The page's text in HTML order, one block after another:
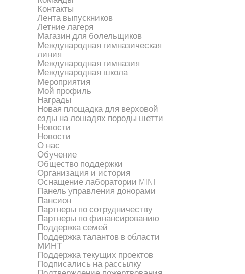
Контакты
Лента выпускников
Летние лагеря
Магазин для болельщиков
Международная гимназическая
линия
Международная гимназия
Международная школа
Мероприятия
Мой профиль
Награды
Новая площадка для верховой
езды на лошадях породы шетти
Новости
Новости
О нас
Обучение
Общество поддержки
Организация и история
Оснащение лаборатории MINT
Панель управления донорами
Пансион
Партнеры по сотрудничеству
Партнеры по финансированию
Поддержка семей
Поддержка талантов в области
МИНТ
Поддержка текущих проектов
Подписались на рассылку